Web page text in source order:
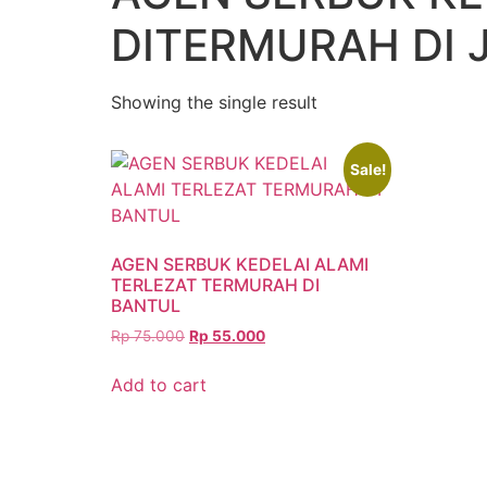
DITERMURAH DI
Showing the single result
Sale!
AGEN SERBUK KEDELAI ALAMI
TERLEZAT TERMURAH DI
BANTUL
Rp75.000 Rp 55.000
Add to cart